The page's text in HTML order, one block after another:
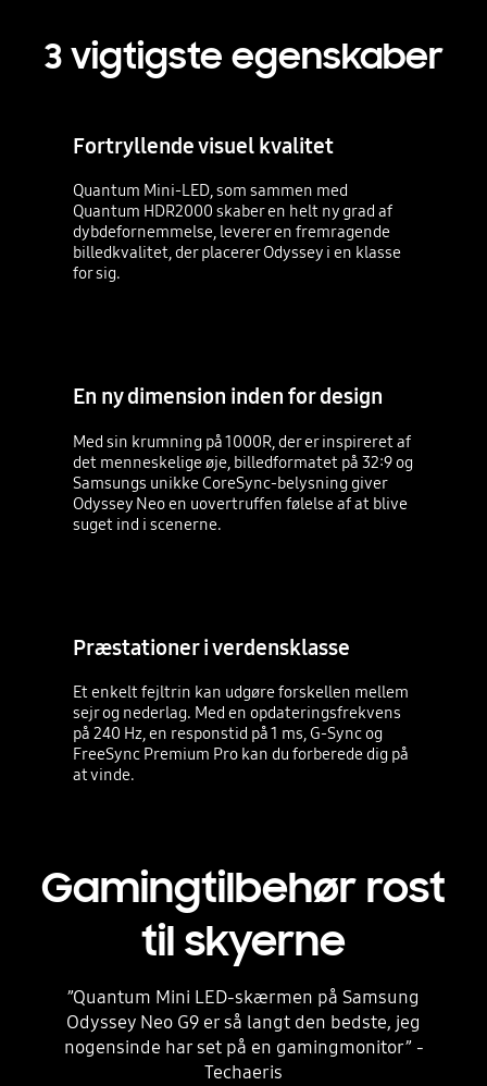
3 vigtigste egenskaber
Fortryllende visuel kvalitet
Quantum Mini-LED, som sammen med
Quantum HDR2000 skaber en helt ny grad af
dybdefornemmelse, leverer en fremragende
billedkvalitet, der placerer Odyssey i en klasse
for sig.
En ny dimension inden for design
Med sin krumning på 1000R, der er inspireret af
det menneskelige øje, billedformatet på 32:9 og
Samsungs unikke CoreSync-belysning giver
Odyssey Neo en uovertruffen følelse af at blive
suget ind i scenerne.
Præstationer i verdensklasse
Et enkelt fejltrin kan udgøre forskellen mellem
sejr og nederlag. Med en opdateringsfrekvens
på 240 Hz, en responstid på 1 ms, G-Sync og
FreeSync Premium Pro kan du forberede dig på
at vinde.
Gamingtilbehør rost
til skyerne
”Quantum Mini LED-skærmen på Samsung
Odyssey Neo G9 er så langt den bedste, jeg
nogensinde har set på en gamingmonitor” -
Techaeris